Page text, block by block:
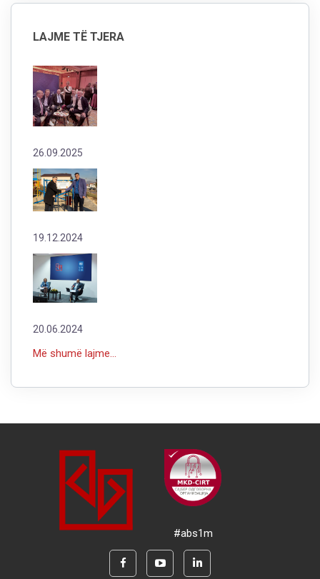
LAJME TË TJERA
26.09.2025
19.12.2024
20.06.2024
Më shumë lajme...
#abs1m